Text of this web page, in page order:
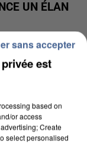
UN ÉLAN
est
based on
or access
Create
select personalised
sans accepter